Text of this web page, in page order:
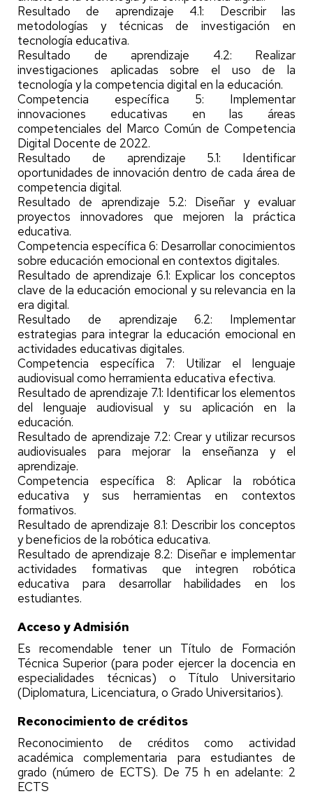
Resultado de aprendizaje 4.1: Describir las
metodologías y técnicas de investigación en
tecnología educativa.
Resultado de aprendizaje 4.2: Realizar
investigaciones aplicadas sobre el uso de la
tecnología y la competencia digital en la educación.
Competencia específica 5: Implementar
innovaciones educativas en las áreas
competenciales del Marco Común de Competencia
Digital Docente de 2022.
Resultado de aprendizaje 5.1: Identificar
oportunidades de innovación dentro de cada área de
competencia digital.
Resultado de aprendizaje 5.2: Diseñar y evaluar
proyectos innovadores que mejoren la práctica
educativa.
Competencia específica 6: Desarrollar conocimientos
sobre educación emocional en contextos digitales.
Resultado de aprendizaje 6.1: Explicar los conceptos
clave de la educación emocional y su relevancia en la
era digital.
Resultado de aprendizaje 6.2: Implementar
estrategias para integrar la educación emocional en
actividades educativas digitales.
Competencia específica 7: Utilizar el lenguaje
audiovisual como herramienta educativa efectiva.
Resultado de aprendizaje 7.1: Identificar los elementos
del lenguaje audiovisual y su aplicación en la
educación.
Resultado de aprendizaje 7.2: Crear y utilizar recursos
audiovisuales para mejorar la enseñanza y el
aprendizaje.
Competencia específica 8: Aplicar la robótica
educativa y sus herramientas en contextos
formativos.
Resultado de aprendizaje 8.1: Describir los conceptos
y beneficios de la robótica educativa.
Resultado de aprendizaje 8.2: Diseñar e implementar
actividades formativas que integren robótica
educativa para desarrollar habilidades en los
estudiantes.
Acceso y Admisión
Es recomendable tener un Título de Formación
Técnica Superior (para poder ejercer la docencia en
especialidades técnicas) o Título Universitario
(Diplomatura, Licenciatura, o Grado Universitarios).
Reconocimiento de créditos
Reconocimiento de créditos como actividad
académica complementaria para estudiantes de
grado (número de ECTS). De 75 h en adelante: 2
ECTS